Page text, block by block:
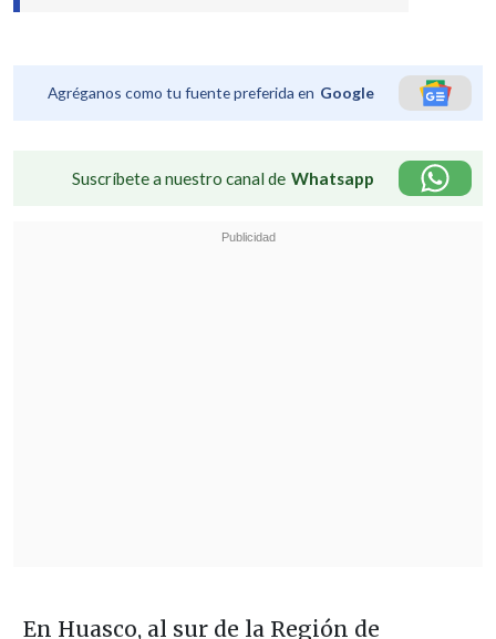
Agréganos como tu fuente preferida en Google
Suscríbete a nuestro canal de Whatsapp
En Huasco, al sur de la Región de